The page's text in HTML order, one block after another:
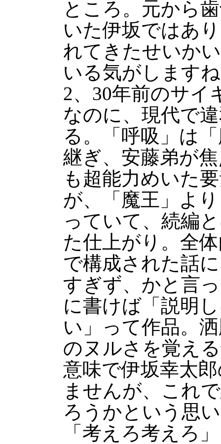
ところ。元から
いた伊坂ではあ
れてきたせいか
いる気がします
2、30年前のサイ
なのに、現代で
る。「呼吸」は
継ぎ、安藤弟が
も超能力めいた
が、「魔王」よ
っていて、続編
た仕上がり。全
で構成された話
すぎず、かと言
に書けば「説明
い」って作品。
のヌルさを覚え
意味で伊坂幸太
ませんが、これ
ろうかという思
「考えろ考えろ